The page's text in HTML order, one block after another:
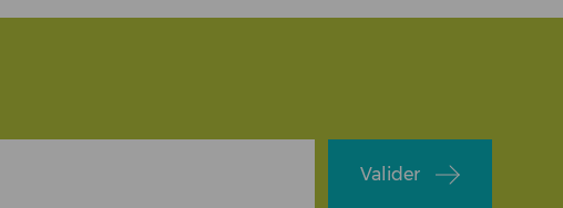
Valider